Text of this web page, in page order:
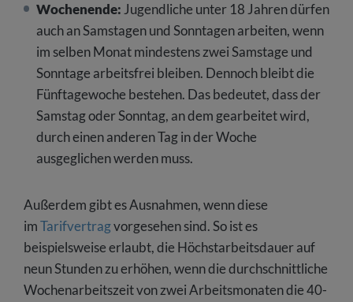
Wochenende: Jugendliche unter 18 Jahren dürfen
auch an Samstagen und Sonntagen arbeiten, wenn
im selben Monat mindestens zwei Samstage und
Sonntage arbeitsfrei bleiben. Dennoch bleibt die
Fünftagewoche bestehen. Das bedeutet, dass der
Samstag oder Sonntag, an dem gearbeitet wird,
durch einen anderen Tag in der Woche
ausgeglichen werden muss.
Außerdem gibt es Ausnahmen, wenn diese
imTarifvertragvorgesehen sind. So ist es
beispielsweise erlaubt, die Höchstarbeitsdauer auf
neun Stunden zu erhöhen, wenn die durchschnittliche
Wochenarbeitszeit von zwei Arbeitsmonaten die 40-